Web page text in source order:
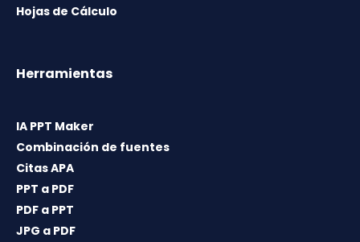
Hojas de Cálculo
Herramientas
IA PPT Maker
Combinación de fuentes
Citas APA
PPT a PDF
PDF a PPT
JPG a PDF